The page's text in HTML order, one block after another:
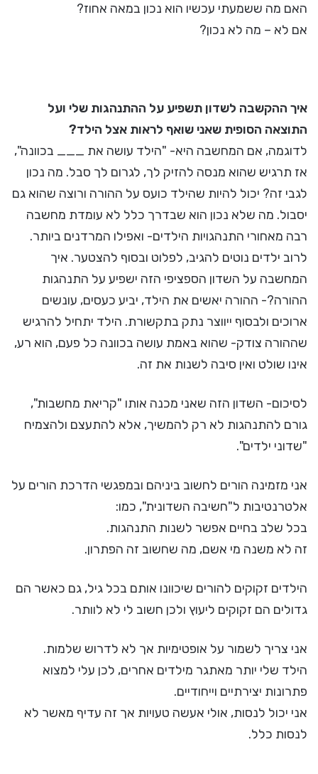
האם מה ששמעתי עכשיו הוא נכון במאה אחוז?
אם לא – מה לא נכון?
איך ההקשבה לשדון תשפיע על ההתנהגות שלי ועל
התוצאה הסופית שאני שואף לראות אצל הילד?
לדוגמה, אם המחשבה היא- "הילד עושה את ___ בכוונה",
אז תרגיש שהוא מנסה להזיק לך, לגרום לך סבל. מה נכון
לגבי זה? יכול להיות שהילד כועס על ההורה ורוצה שהוא גם
יסבול. מה שלא נכון הוא שבדרך כלל לא עומדת מחשבה
רבה מאחורי התנהגויות הילדים- ואפילו המרדנים ביותר.
לרוב ילדים נוטים להגיב, לפלוט ובסוף להצטער. איך
המחשבה על השדון הספציפי הזה ישפיע על התנהגות
ההורה?- ההורה יאשים את הילד, יביע כעסים, עונשים
ארוכים ולבסוף ייווצר נתק בתקשורת. הילד יתחיל להרגיש
שההורה צודק- שהוא באמת עושה בכוונה כל פעם, הוא רע,
אינו שולט ואין סיבה לשנות את זה.
לסיכום- השדון הזה שאני מכנה אותו "קריאת מחשבות",
גורם להתנהגות לא רק להמשיך, אלא להתעצם ולהצמיח
"שדוני ילדים".
אני מזמינה הורים לחשוב ביניהם ובמפגשי הדרכת הורים על
אלטרנטיבות ל"חשיבה השדונית", כמו:
בכל שלב בחיים אפשר לשנות התנהגות.
זה לא משנה מי אשם, מה שחשוב זה הפתרון.
הילדים זקוקים להורים שיכוונו אותם בכל גיל, גם כאשר הם
גדולים הם זקוקים ליעוץ ולכן חשוב לי לא לוותר.
אני צריך לשמור על אופטימיות אך לא לדרוש שלמות.
הילד שלי יותר מאתגר מילדים אחרים, לכן עלי למצוא
פתרונות יצירתיים וייחודיים.
אני יכול לנסות, אולי אעשה טעויות אך זה עדיף מאשר לא
לנסות כלל.